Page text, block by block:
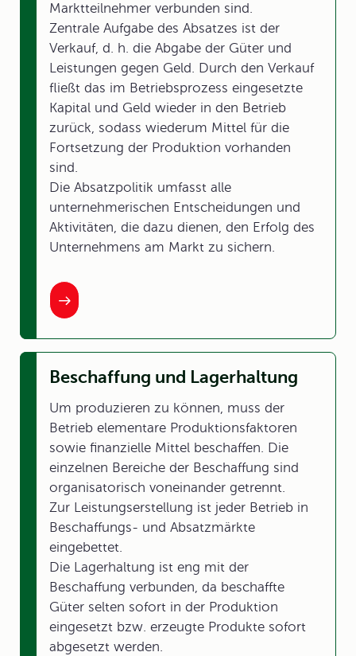
Marktteilnehmer verbunden sind.
Zentrale Aufgabe des Absatzes ist der
Verkauf, d. h. die Abgabe der Güter und
Leistungen gegen Geld. Durch den Verkauf
fließt das im Betriebsprozess eingesetzte
Kapital und Geld wieder in den Betrieb
zurück, sodass wiederum Mittel für die
Fortsetzung der Produktion vorhanden
sind.
Die Absatzpolitik umfasst alle
unternehmerischen Entscheidungen und
Aktivitäten, die dazu dienen, den Erfolg des
Unternehmens am Markt zu sichern.
Beschaffung und Lagerhaltung
Um produzieren zu können, muss der
Betrieb elementare Produktionsfaktoren
sowie finanzielle Mittel beschaffen. Die
einzelnen Bereiche der Beschaffung sind
organisatorisch voneinander getrennt.
Zur Leistungserstellung ist jeder Betrieb in
Beschaffungs- und Absatzmärkte
eingebettet.
Die Lagerhaltung ist eng mit der
Beschaffung verbunden, da beschaffte
Güter selten sofort in der Produktion
eingesetzt bzw. erzeugte Produkte sofort
abgesetzt werden.